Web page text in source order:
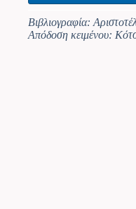
Βιβλιογραφία:
Απόδοση κειμένου: